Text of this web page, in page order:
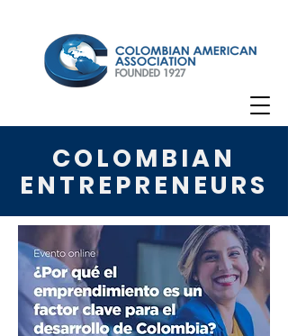
COLOMBIAN
ENTREPRENEURS